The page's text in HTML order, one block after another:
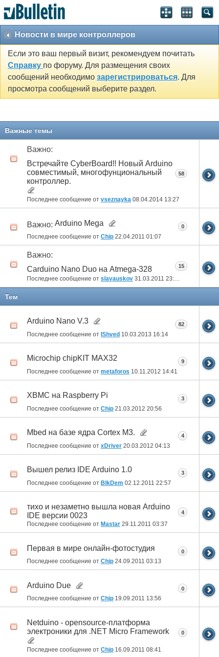
Новости в мире контроллеров
Если это ваш первый визит, рекомендуем почитать
Справку по форуму. Для размещения своих
сообщений необходимо зарегистрироваться. Для
просмотра сообщений выберите раздел.
Важные темы
Важно:
Встречайте CyberBoard!! Новый Arduino
совместимый, многофунциональный
контроллер.
Последнее сообщение от vseznayka 08.04.2014 13:27
58
Важно: Arduino Mega
Последнее сообщение от Chip 22.04.2011 01:07
0
Важно:
Carduino Nano Duo на Atmega-328
Последнее сообщение от slavauskov 31.03.2011 23:16
15
Тем
Arduino Nano V.3
Последнее сообщение от IShved 10.03.2013 16:14
82
Microchip chipKIT MAX32
Последнее сообщение от metaforos 10.11.2012 14:41
9
XBMC на Raspberry Pi
Последнее сообщение от Chip 21.03.2012 20:56
3
Mbed на базе ядра Cortex M3.
Последнее сообщение от xDriver 20.03.2012 04:13
4
Вышел релиз IDE Arduino 1.0
Последнее сообщение от BlkDem 02.12.2011 22:57
3
тихо и незаметно вышла новая Arduino
IDE версии 0023
Последнее сообщение от Mastar 29.11.2011 03:37
4
Первая в мире онлайн-фотостудия
Последнее сообщение от Chip 24.09.2011 03:13
0
Arduino Due
Последнее сообщение от Chip 19.09.2011 13:56
0
Netduino - opensource-платформа
электроники для .NET Micro Framework
Последнее сообщение от Chip 16.09.2011 08:41
0